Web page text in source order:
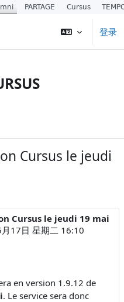
登录
Cursus le jeudi
Cursus le jeudi 19 mai
17日 星期二 16:10
en version 1.9.12 de
. Le service sera donc
PARTAGE Cursus